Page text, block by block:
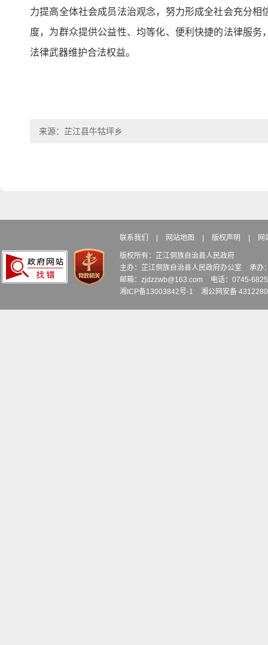
力提高全体社会成员法治观念，努力形成全社会充分
度，为群众提供公益性、均等化、便利快捷的法律服
法律武器维护合法权益。
来源：芷江县牛牯坪乡
联系我们 网站地图 版权声明 网
版权所有：芷江侗族自治县人民政府
主办：芷江侗族自治县人民政府办公室
承办
邮箱：zjdzzwb@163.com
电话：0745-
湘ICP备13003842号-1
湘公网安备